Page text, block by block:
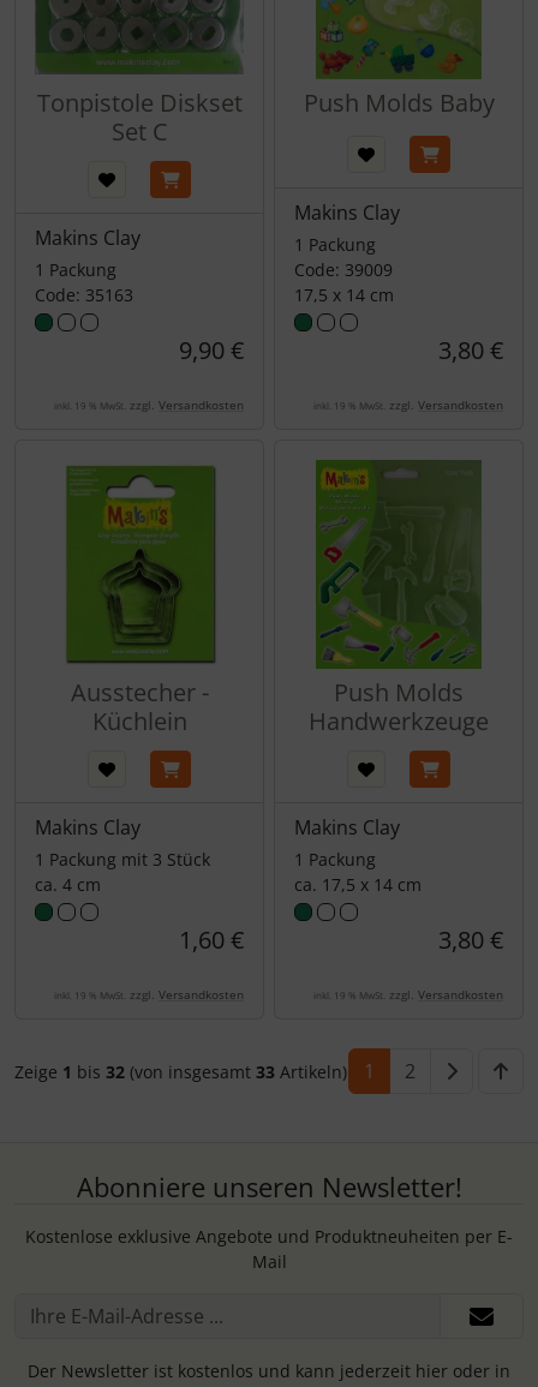
Tonpistole Diskset
Set C
Makins Clay
1 Packung
Code: 35163
9,90 €
inkl. 19 % MwSt. zzgl. Versandkosten
Push Molds Baby
Makins Clay
1 Packung
Code: 39009
17,5 x 14 cm
3,80 €
inkl. 19 % MwSt. zzgl. Versandkosten
Ausstecher -
Küchlein
Makins Clay
1 Packung mit 3 Stück
ca. 4 cm
1,60 €
inkl. 19 % MwSt. zzgl. Versandkosten
Push Molds
Handwerkzeuge
Makins Clay
1 Packung
ca. 17,5 x 14 cm
3,80 €
inkl. 19 % MwSt. zzgl. Versandkosten
Zeige 1 bis32 (von insgesamt33 Artikeln) 1 2
Abonniere unseren Newsletter!
Kostenlose exklusive Angebote und Produktneuheiten per E-
Mail
Der Newsletter ist kostenlos und kann jederzeit hier oder in